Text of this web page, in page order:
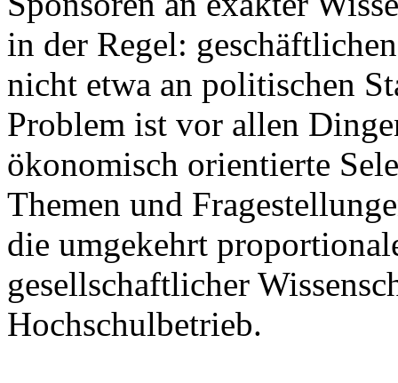
in der Regel:
nicht etwa an politischen
Problem ist vor allen
ökonomisch orientierte
Themen und
die umgekehrt
gesellschaftlicher
Hochschulbetrieb.